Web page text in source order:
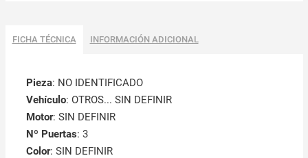
FICHA TÉCNICA INFORMACIÓN ADICIONAL
Pieza: NO IDENTIFICADO
Vehículo: OTROS... SIN DEFINIR
Motor: SIN DEFINIR
Nº Puertas: 3
Color: SIN DEFINIR